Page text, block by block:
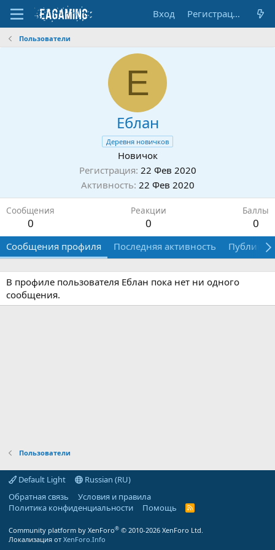
Вход Регистрация
Пользователи
Е
Еблан
Деревня новичков
Новичок
Регистрация 22 Фев 2020
Активность 22 Фев 2020
Сообщения
0
Реакции
0
Баллы
0
Сообщения профиля Последняя активность
В профиле пользователя Еблан пока нет ни одного
сообщения.
Пользователи
Default Light
Russian (RU)
Обратная связь
Условия и правила
Политика конфиденциальности
Помощь
R
Community platform by XenForo® © 2010-2026 XenForo Ltd.
Локализация от XenForo.Info